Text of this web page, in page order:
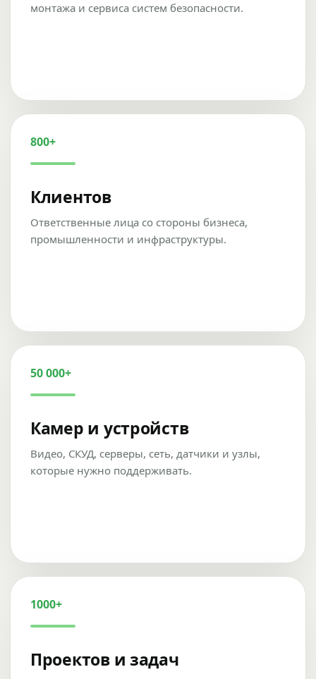
монтажа и сервиса систем безопасности.
800+
Клиентов
Ответственные лица со стороны бизнеса,
промышленности и инфраструктуры.
50 000+
Камер и устройств
Видео, СКУД, серверы, сеть, датчики и узлы,
которые нужно поддерживать.
1000+
Проектов и задач